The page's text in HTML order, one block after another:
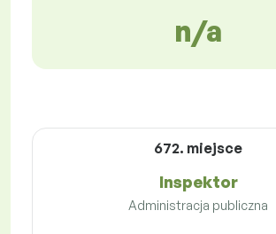
n/a
672. miejsce
Inspektor
Administracja publiczna